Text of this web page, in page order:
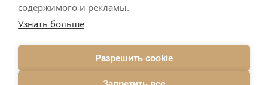
содержимого и рекламы.
Узнать больше
Разрешить cookie
Подписаться